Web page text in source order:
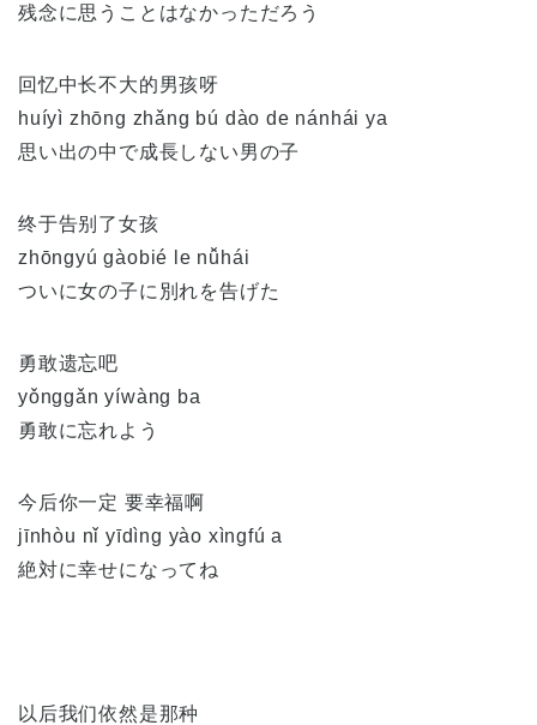
残念に思うことはなかっただろう
回忆中长不大的男孩呀
huíyì zhōng zhǎng bú dào de nánhái ya
思い出の中で成長しない男の子
终于告别了女孩
zhōngyú gàobié le nǚhái
ついに女の子に別れを告げた
勇敢遗忘吧
yǒnggǎn yíwàng ba
勇敢に忘れよう
今后你一定 要幸福啊
jīnhòu nǐ yīdìng yào xìngfú a
絶対に幸せになってね
以后我们依然是那种